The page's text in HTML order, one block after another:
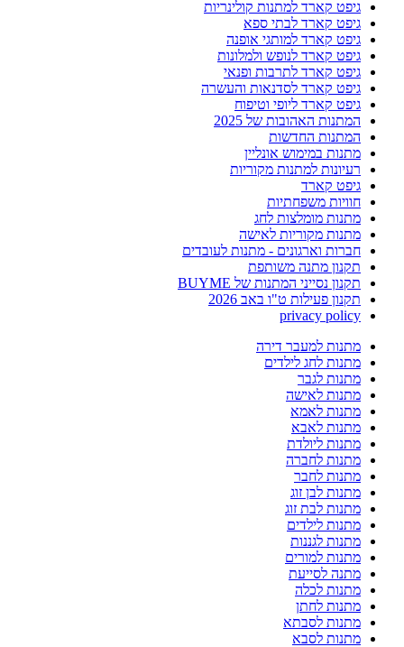
גיפט קארד למתנות קולינריות
גיפט קארד לבתי ספא
גיפט קארד למותגי אופנה
גיפט קארד לנופש ולמלונות
גיפט קארד לתרבות ופנאי
גיפט קארד לסדנאות והעשרה
גיפט קארד ליופי וטיפוח
המתנות האהובות של 2025
המתנות החדשות
מתנות במימוש אונליין
רעיונות למתנות מקוריות
גיפט קארד
חוויות משפחתיות
מתנות מומלצות לחג
מתנות מקוריות לאישה
חברות וארגונים - מתנות לעובדים
תקנון מתנה משותפת
תקנון נסייני המתנות של BUYME
תקנון פעילות ט"ו באב 2026
privacy policy
מתנות למעבר דירה
מתנות לחג לילדים
מתנות לגבר
מתנות לאישה
מתנות לאמא
מתנות לאבא
מתנות ליולדת
מתנות לחברה
מתנות לחבר
מתנות לבן זוג
מתנות לבת זוג
מתנות לילדים
מתנות לגננות
מתנות למורים
מתנה לסייעת
מתנות לכלה
מתנות לחתן
מתנות לסבתא
מתנות לסבא